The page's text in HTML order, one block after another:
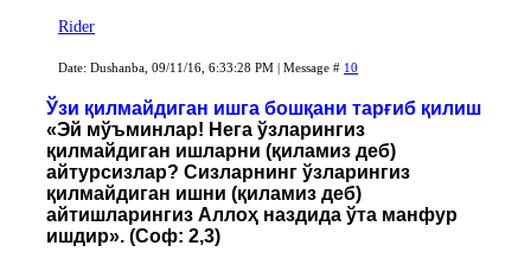
Rider
Date: Dushanba, 09/11/16, 6:33:28 PM | Message # 10
Ўзи қилмайдиган ишга бошқани тарғиб қилиш
«Эй мўъминлар! Нега ўзларингиз
қилмайдиган ишларни (қиламиз деб)
айтурсизлар? Сизларнинг ўзларингиз
қилмайдиган ишни (қиламиз деб)
айтишларингиз Аллоҳ наздида ўта манфур
ишдир». (Соф: 2,3)